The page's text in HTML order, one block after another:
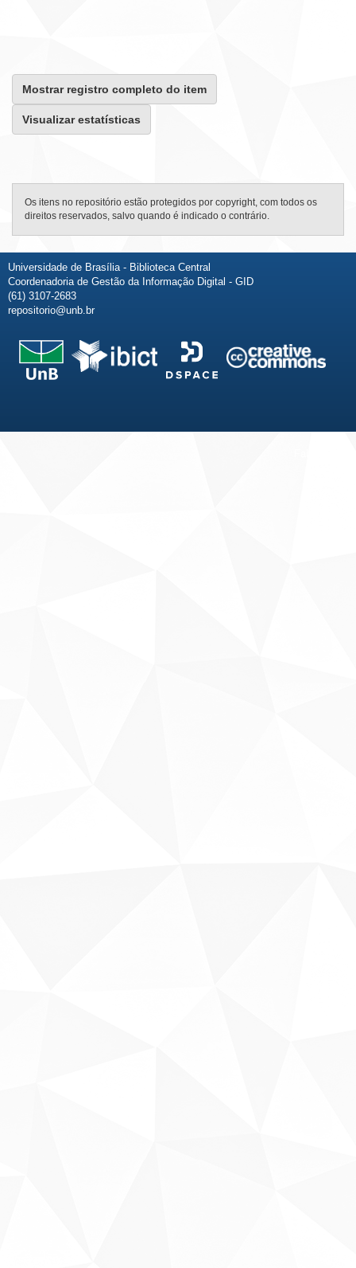
Mostrar registro completo do item
Visualizar estatísticas
Os itens no repositório estão protegidos por copyright, com todos os
direitos reservados, salvo quando é indicado o contrário.
Universidade de Brasília - Biblioteca Central
Coordenadoria de Gestão da Informação Digital - GID
(61) 3107-2683
repositorio@unb.br